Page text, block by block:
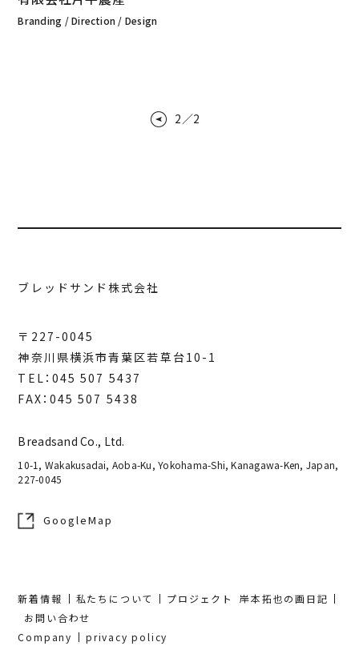
Branding / Direction / Design
2／2
ブレッドサンド株式会社
〒227-0045
神奈川県横浜市青葉区若草台10-1
TEL：045 507 5437
FAX：045 507 5438
Breadsand Co., Ltd.
10-1, Wakakusadai, Aoba-Ku, Yokohama-Shi, Kanagawa-Ken, Japan,
227-0045
GoogleMap
新着情報 私たちについて プロジェクト
岸本拓也の画日記
お問い合わせ
Company
privacy policy